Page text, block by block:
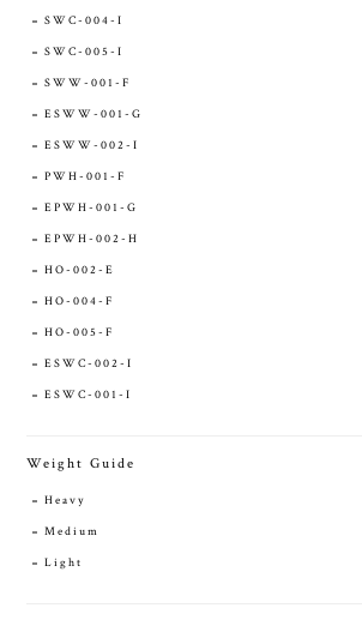
SWC-004-I
SWC-005-I
SWW-001-F
ESWW-001-G
ESWW-002-I
PWH-001-F
EPWH-001-G
EPWH-002-H
HO-002-E
HO-004-F
HO-005-F
ESWC-002-I
ESWC-001-I
Weight Guide
Heavy
Medium
Light